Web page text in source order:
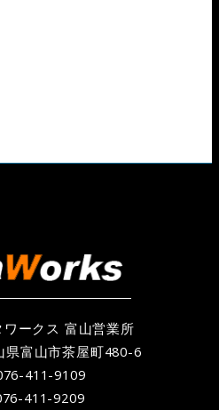
ークス 富山営業所
県富山市茶屋町480-6
411-9109
411-9209